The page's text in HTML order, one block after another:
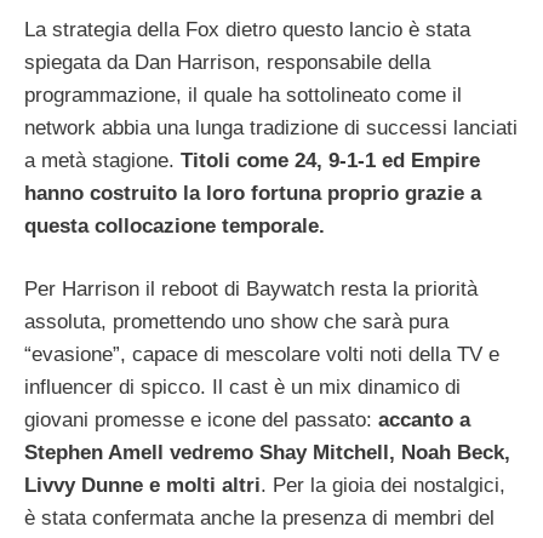
La strategia della Fox dietro questo lancio è stata
spiegata da Dan Harrison, responsabile della
programmazione, il quale ha sottolineato come il
network abbia una lunga tradizione di successi lanciati
a metà stagione. Titoli come 24, 9-1-1 ed Empire
hanno costruito la loro fortuna proprio grazie a
questa collocazione temporale.
Per Harrison il reboot di Baywatch resta la priorità
assoluta, promettendo uno show che sarà pura
“evasione”, capace di mescolare volti noti della TV e
influencer di spicco. Il cast è un mix dinamico di
giovani promesse e icone del passato: accanto a
Stephen Amell vedremo Shay Mitchell, Noah Beck,
Livvy Dunne e molti altri. Per la gioia dei nostalgici,
è stata confermata anche la presenza di membri del